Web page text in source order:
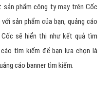
phẩm công ty may trên Cốc
sản phẩm của bạn, quảng cáo
sẽ hiển thị như kết quả tìm
tìm kiếm để bạn lựa chọn là
cáo banner tìm kiếm.